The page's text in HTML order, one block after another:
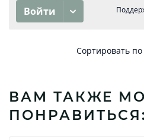
ВАМ ТАКЖЕ
ПОНРАВИТЬСЯ: